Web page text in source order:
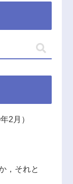
2月）
，それと